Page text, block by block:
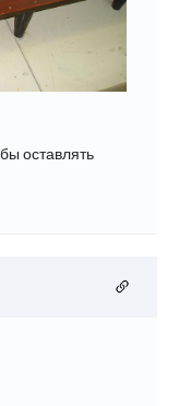
оставлять